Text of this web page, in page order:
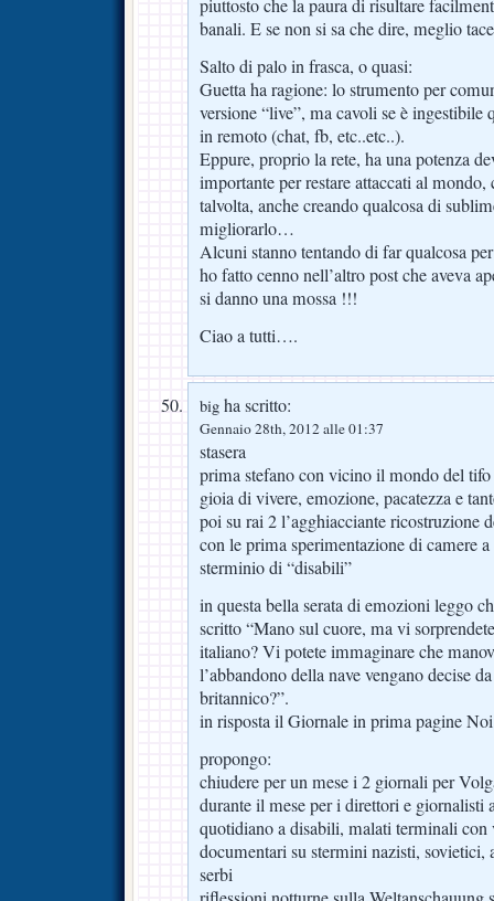
piuttosto che la paura di risultare
banali. E se non si sa che dire, meglio
Salto di palo in frasca, o quasi:
Guetta ha ragione: lo strumento per
versione “live”, ma cavoli se è
in remoto (chat, fb, etc..etc..).
Eppure, proprio la rete, ha una potenza
importante per restare attaccati al
talvolta, anche creando qualcosa di
migliorarlo…
Alcuni stanno tentando di far qualcosa
ho fatto cenno nell’altro post che aveva
si danno una mossa !!!
Ciao a tutti….
big ha scritto:
Gennaio 28th, 2012 alle 01:37
stasera
prima stefano con vicino il mondo del
gioia di vivere, emozione, pacatezza e
poi su rai 2 l’agghiacciante ricostruzione
con le prima sperimentazione di camere
sterminio di “disabili”
in questa bella serata di emozioni leggo
scritto “Mano sul cuore, ma vi
italiano? Vi potete immaginare che
l’abbandono della nave vengano decise
britannico?”.
in risposta il Giornale in prima pagine
propongo:
chiudere per un mese i 2 giornali per
durante il mese per i direttori e giornalisti
quotidiano a disabili, malati terminali con
documentari su stermini nazisti,
serbi